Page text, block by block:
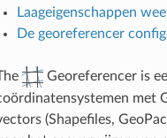
Laageigenschappen
De georeferencer
Georeferencer is
met
(Shapefiles,